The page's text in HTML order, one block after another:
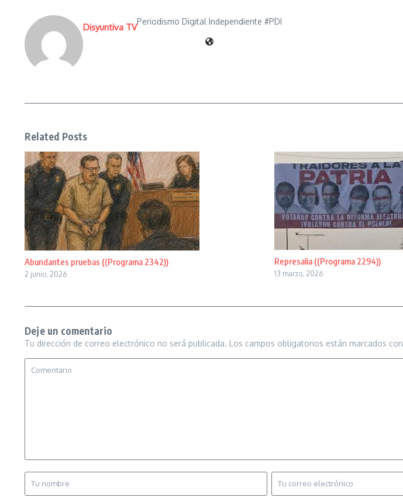
Disyuntiva TV
Periodismo Digital Independiente #PDI
Related Posts
Abundantes pruebas ((Programa 2342))
2 junio, 2026
Represalia ((Programa 2294))
13 marzo, 2026
Deje un comentario
Tu dirección de correo electrónico no será publicada. Los campos obligatorios están marcados con